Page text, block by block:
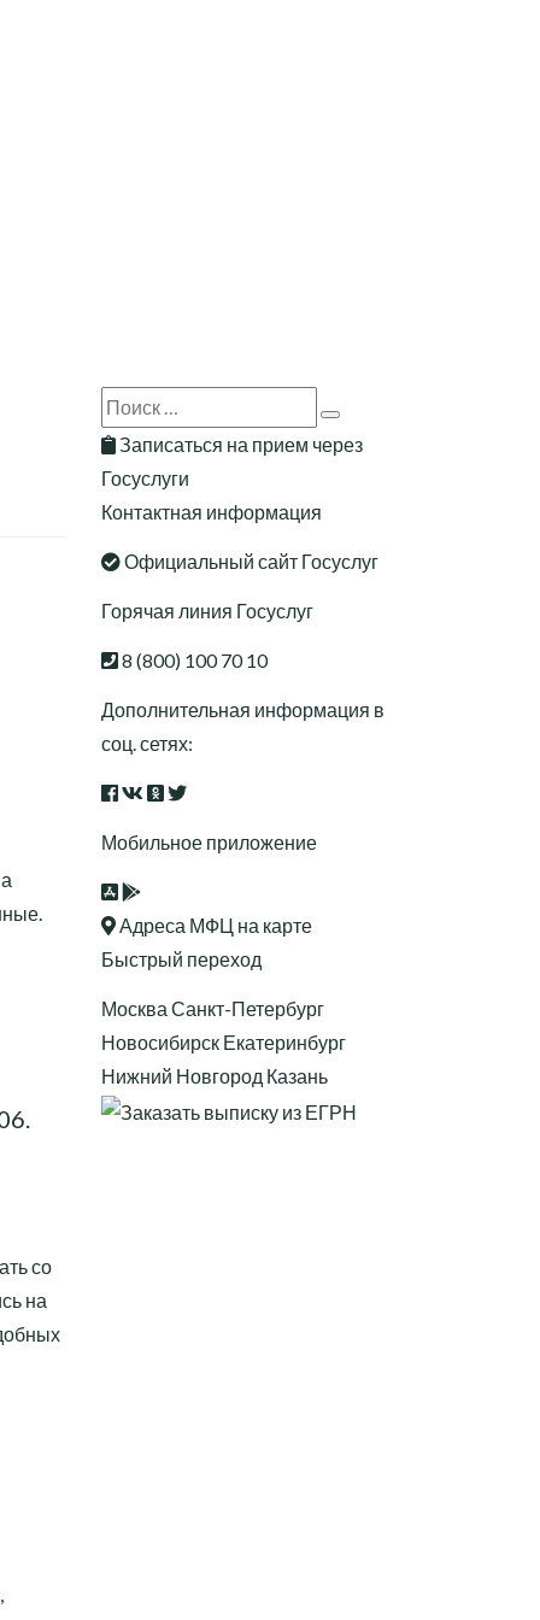
.
со
на
Search
for:Записаться на прием через
Госуслуги
Контактная информация
Официальный сайт Госуслуг
Горячая линия Госуслуг
8 (800) 100 70 10
Дополнительная информация в
соц. сетях:
Мобильное приложение
Адреса МФЦ на карте
Быстрый переход
Москва Санкт-Петербург
Новосибирск Екатеринбург
Нижний Новгород Казань